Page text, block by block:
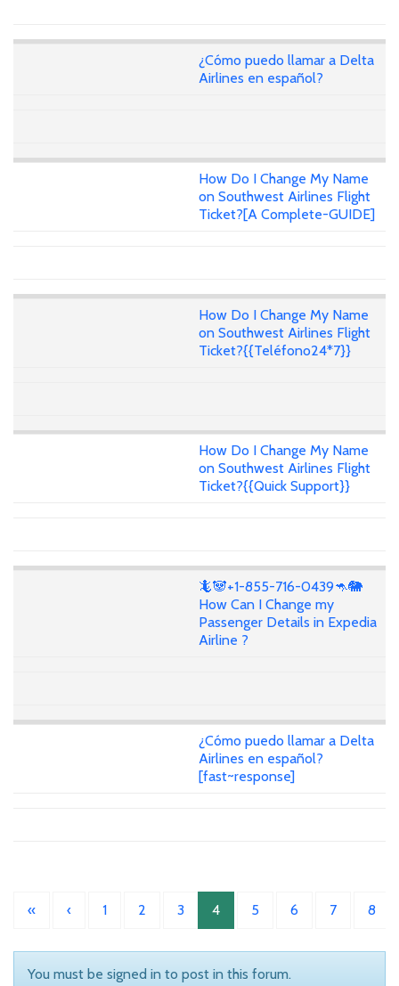
¿Cómo puedo llamar a Delta
Airlines en español?
How Do I Change My Name
on Southwest Airlines Flight
Ticket?[A Complete-GUIDE]
How Do I Change My Name
on Southwest Airlines Flight
Ticket?{{Teléfono24*7}}
How Do I Change My Name
on Southwest Airlines Flight
Ticket?{{Quick Support}}
🦎🐼+1-855-716-0439🦘🐘
How Can I Change my
Passenger Details in Expedia
Airline ?
¿Cómo puedo llamar a Delta
Airlines en español?
[fast~response]
« ‹ 1 2 3 4 5 6 7 8
You must be signed in to post in this forum.